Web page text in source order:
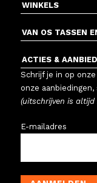
WINKELS
VAN OS TASSEN
ACTIES &
Schrijf je in op
onze
(uitschrijven is altijd
E-mailadres